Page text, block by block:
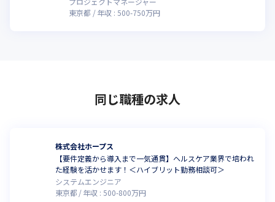
東京都
年収 :500-750万円
同じ職種の求人
株式会社ホープス
【要件定義から導入まで一気通貫】ヘルスケア業界で培われ
た経験を活かせます！＜ハイブリット勤務相談可＞
システムエンジニア
東京都
年収 :500-800万円